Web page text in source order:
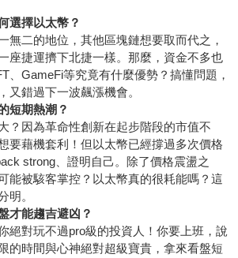
選擇以太幣？
無二的地位，其他區塊鏈想要取而代之，
座捷運擠下北捷一樣。那麼，資金不多也
、GameFi等究竟有什麼優勢？搞懂問題，
又錯過下一波飆漲機會。
短期熱潮？
？因為革命性創新在起步階段的市值不
要藉機套利！但以太幣已經撐過多次價格
strong、證明自己。除了價格震盪之
能被駭客掌控？以太幣真的很耗能嗎？這
明。
才能趨吉避凶？
絕對玩不過pro級的投資人！你要上班，說
的時間與心神絕對超級寶貴，拿來看盤短